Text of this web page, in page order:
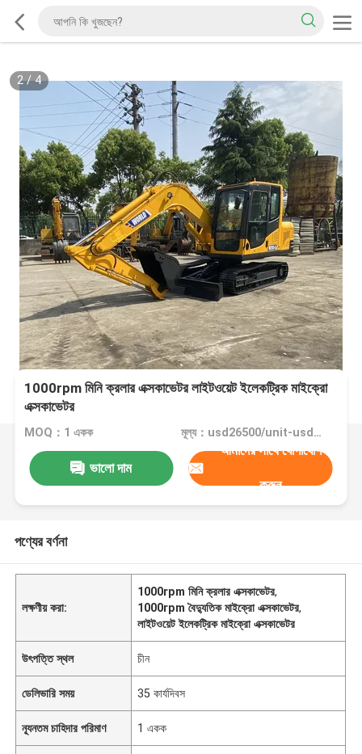
2/4
1000rpm মিনি ক্রলার এক্সকাভেটর লাইটওয়েট ইলেকট্রিক মাইক্রো
এক্সকাভেটর
MOQ：1 একক মূল্য：usd26500/unit-usd32500/unit
ভালো দাম
আমাদের সাথে যোগাযোগ
করুন
পণ্যের বর্ণনা
লক্ষণীয় করা:
1000rpm মিনি ক্রলার এক্সকাভেটর,
1000rpm বৈদ্যুতিক মাইক্রো এক্সকাভেটর,
লাইটওয়েট ইলেকট্রিক মাইক্রো এক্সকাভেটর
উৎপত্তি স্থল চীন
ডেলিভারি সময় 35 কার্যদিবস
ন্যূনতম চাহিদার পরিমাণ 1 একক